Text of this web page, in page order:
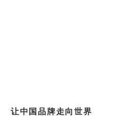
让中国品牌走向世界